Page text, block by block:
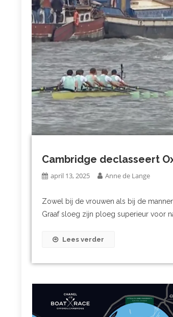
Cambridge declasseert
april 13, 2025 Anne de Lange
Zowel bij de vrouwen als bij de
Graaf sloeg zijn ploeg superieur voor
Lees verder